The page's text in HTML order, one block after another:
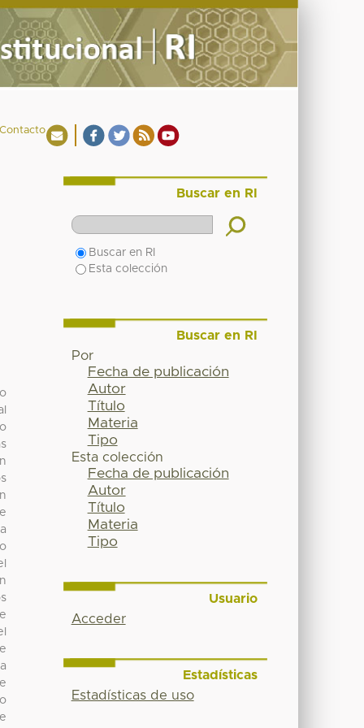
Contacto
Buscar en RI
Buscar en RI
Esta colección
Buscar en RI
Por
Fecha de publicación
Autor
Título
Materia
Tipo
Esta colección
Fecha de publicación
Autor
Título
Materia
Tipo
Usuario
Acceder
Estadísticas
Estadísticas de uso